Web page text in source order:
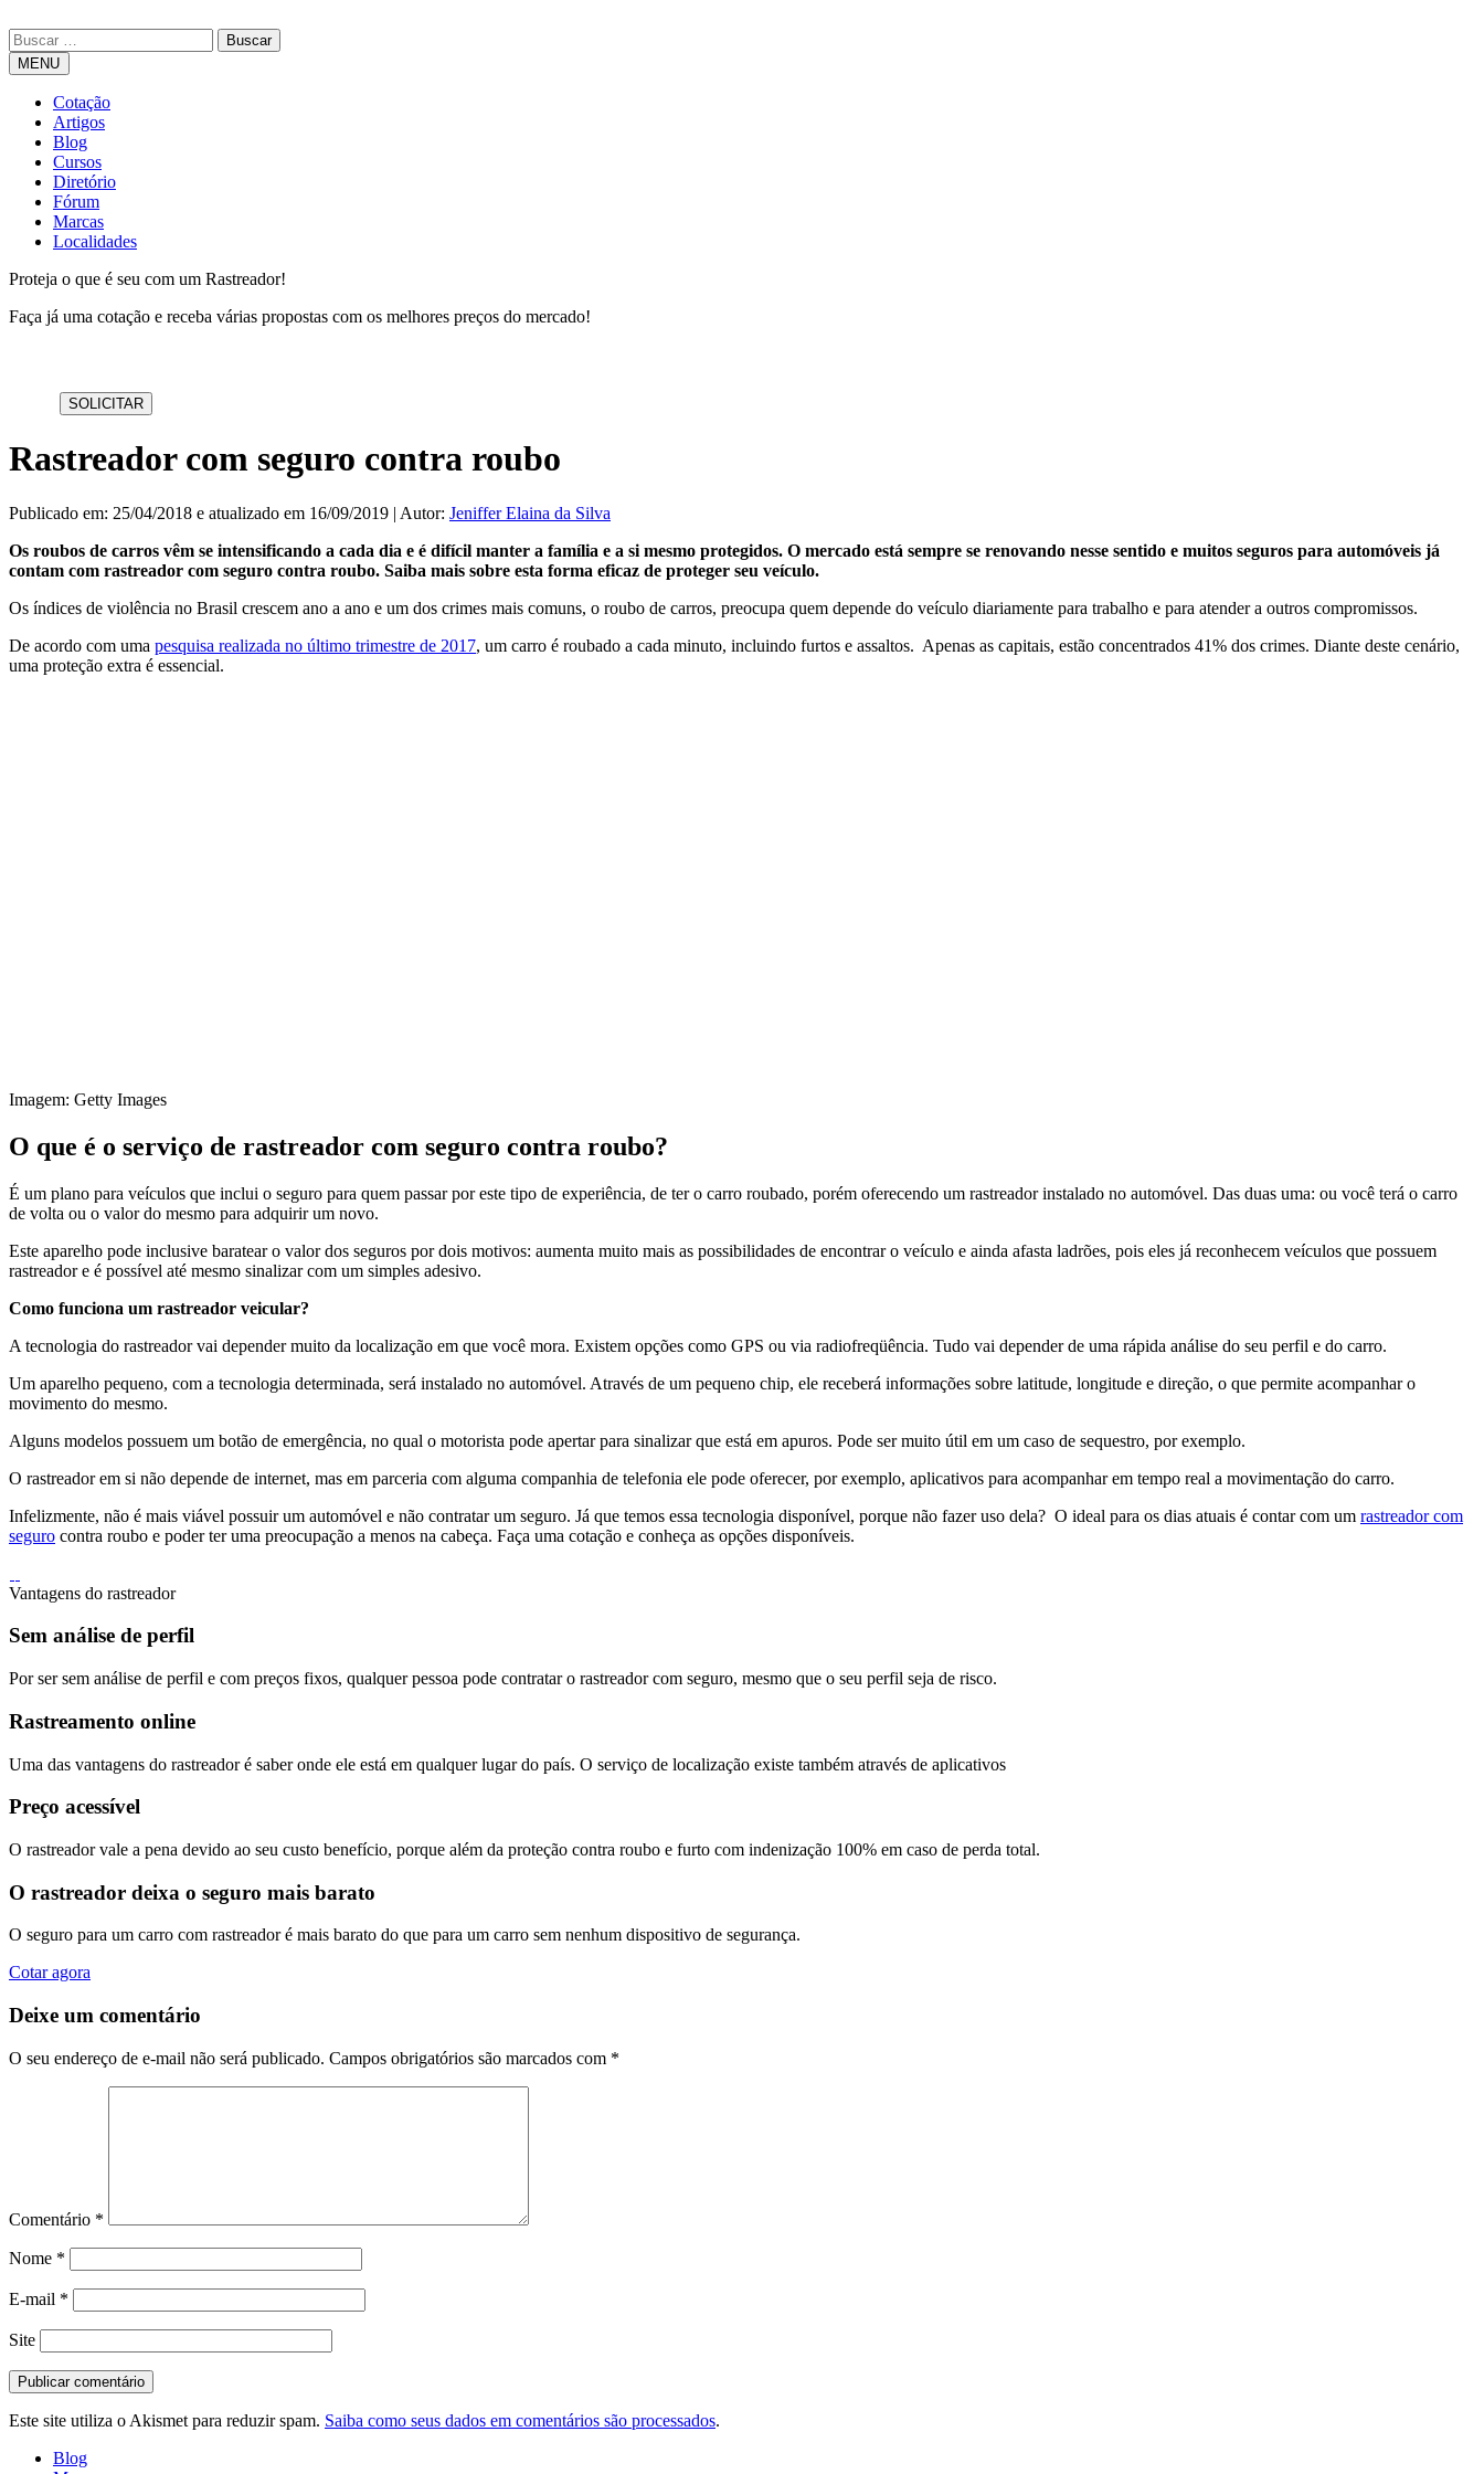
MENU
Cotação
Artigos
Blog
Cursos
Diretório
Fórum
Marcas
Localidades
Proteja o que é seu com um Rastreador!
Faça já uma cotação e receba várias propostas com os melhores preços do mercado!
Rastreador com seguro contra roubo
Publicado em: 25/04/2018 e atualizado em 16/09/2019 | Autor: Jeniffer Elaina da Silva
Os roubos de carros vêm se intensificando a cada dia e é difícil manter a família e a si mesmo protegidos. O mercado está sempre se renovando nesse sentido e muitos seguros para automóveis já
contam com rastreador com seguro contra roubo. Saiba mais sobre esta forma eficaz de proteger seu veículo.
Os índices de violência no Brasil crescem ano a ano e um dos crimes mais comuns, o roubo de carros, preocupa quem depende do veículo diariamente para trabalho e para atender a outros compromissos.
De acordo com uma pesquisa realizada no último trimestre de 2017, um carro é roubado a cada minuto, incluindo furtos e assaltos. Apenas as capitais, estão concentrados 41% dos crimes. Diante deste cenário,
uma proteção extra é essencial.
Imagem: Getty Images
O que é o serviço de rastreador com seguro contra roubo?
É um plano para veículos que inclui o seguro para quem passar por este tipo de experiência, de ter o carro roubado, porém oferecendo um rastreador instalado no automóvel. Das duas uma: ou você terá o carro
de volta ou o valor do mesmo para adquirir um novo.
Este aparelho pode inclusive baratear o valor dos seguros por dois motivos: aumenta muito mais as possibilidades de encontrar o veículo e ainda afasta ladrões, pois eles já reconhecem veículos que possuem
rastreador e é possível até mesmo sinalizar com um simples adesivo.
Como funciona um rastreador veicular?
A tecnologia do rastreador vai depender muito da localização em que você mora. Existem opções como GPS ou via radiofreqüência. Tudo vai depender de uma rápida análise do seu perfil e do carro.
Um aparelho pequeno, com a tecnologia determinada, será instalado no automóvel. Através de um pequeno chip, ele receberá informações sobre latitude, longitude e direção, o que permite acompanhar o
movimento do mesmo.
Alguns modelos possuem um botão de emergência, no qual o motorista pode apertar para sinalizar que está em apuros. Pode ser muito útil em um caso de sequestro, por exemplo.
O rastreador em si não depende de internet, mas em parceria com alguma companhia de telefonia ele pode oferecer, por exemplo, aplicativos para acompanhar em tempo real a movimentação do carro.
Infelizmente, não é mais viável possuir um automóvel e não contratar um seguro. Já que temos essa tecnologia disponível, porque não fazer uso dela? O ideal para os dias atuais é contar com um rastreador com
seguro contra roubo e poder ter uma preocupação a menos na cabeça. Faça uma cotação e conheça as opções disponíveis.
Vantagens do rastreador
Sem análise de perfil
Por ser sem análise de perfil e com preços fixos, qualquer pessoa pode contratar o rastreador com seguro, mesmo que o seu perfil seja de risco.
Rastreamento online
Uma das vantagens do rastreador é saber onde ele está em qualquer lugar do país. O serviço de localização existe também através de aplicativos
Preço acessível
O rastreador vale a pena devido ao seu custo benefício, porque além da proteção contra roubo e furto com indenização 100% em caso de perda total.
O rastreador deixa o seguro mais barato
O seguro para um carro com rastreador é mais barato do que para um carro sem nenhum dispositivo de segurança.
Cotar agora
Deixe um comentário
O seu endereço de e-mail não será publicado. Campos obrigatórios são marcados com *
Comentário *
Nome *
E-mail *
Site
Este site utiliza o Akismet para reduzir spam. Saiba como seus dados em comentários são processados.
Blog